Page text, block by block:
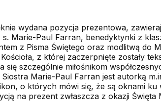
wydana pozycja prezentowa,
s. Marie-Paul Farran, benedyktynki z
z Pisma Świętego oraz modlitwą do
z której zaczerpnięte zostały
się szczególnie miłośnikom
Siostra Marie-Paul Farran jest autorką
o których mówi się, że są oknami ku
na prezent zwłaszcza z okazji Święta